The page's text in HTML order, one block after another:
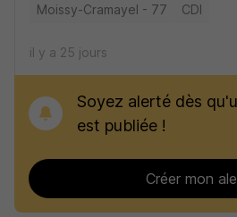
Moissy-Cramayel - 77 CDI
il y a 25 jours
Soyez alerté dès
est publiée !
Créer mon